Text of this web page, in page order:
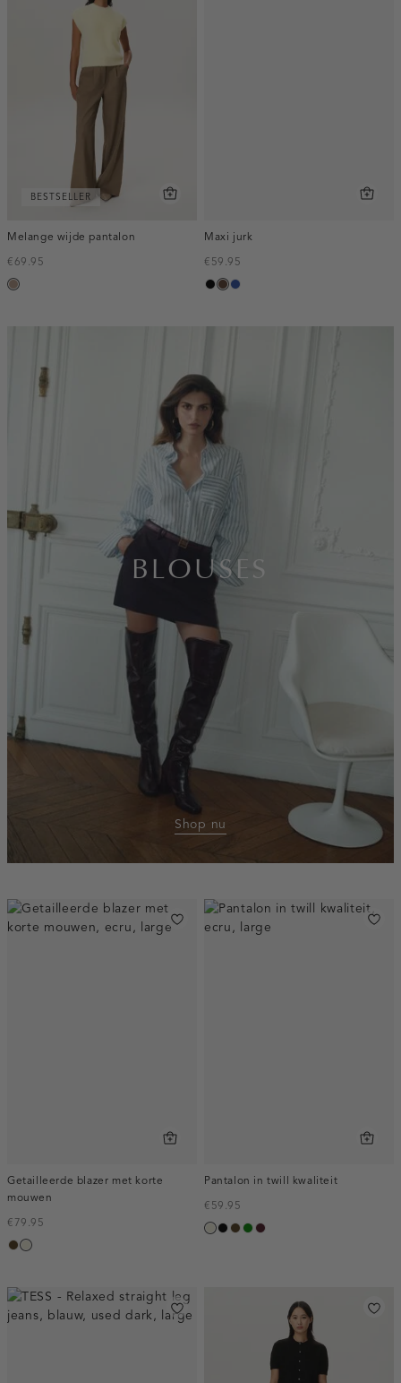
BESTSELLER
Melange wijde pantalon
€69.95
taupe,
Maxi jurk
€59.95
zwart
donkerbruin
kobaltblauw
BLOUSES
Shop nu
Getailleerde blazer met korte
mouwen
€79.95
toffee
ecru
Pantalon in twill kwaliteit
€59.95
ecruzwart
toffee
groenpruim,